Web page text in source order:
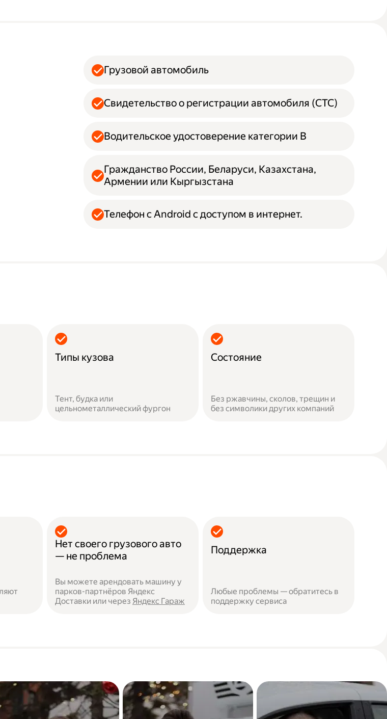
Грузовой автомобиль
Свидетельство о регистрации автомобиля (СТС)
Водительское удостоверение категории B
Гражданство России, Беларуси, Казахстана,
Армении или Кыргызстана
Телефон с Android с доступом в интернет.
Типы кузова
Тент, будка или
цельнометаллический фургон
Состояние
Без ржавчины, сколов, трещин и
без символики других компаний
Нет своего грузового авто
— не проблема
Вы можете арендовать машину у
парков-партнёров Яндекс
Доставки или через Яндекс Гараж
Поддержка
Любые проблемы — обратитесь в
поддержку сервиса